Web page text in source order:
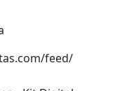
feed/